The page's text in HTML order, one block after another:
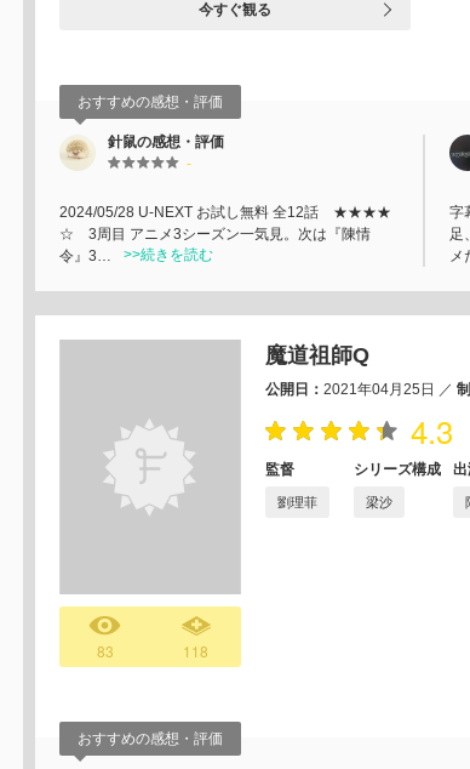
今すぐ観る
おすすめの感想・評価
針鼠の感想・評価
-
2024/05/28 U-NEXT お試し無料 全12話 ★★★★
☆ 3周目 アニメ3シーズン一気見。次は『陳情
令』3…
>>続きを読む
字
足
メ
83 118
魔道祖師Q
公開日： 2021年04月25日 ／
4.3
監督
劉理菲
シリーズ構成
梁沙
おすすめの感想・評価